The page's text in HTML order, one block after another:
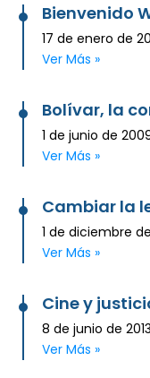
Bienvenido
17 de enero de
Ver Más »
Bolívar, la
1 de junio de
Ver Más »
Cambiar la
1 de diciembre
Ver Más »
Cine y
8 de junio de 2013
Ver Más »